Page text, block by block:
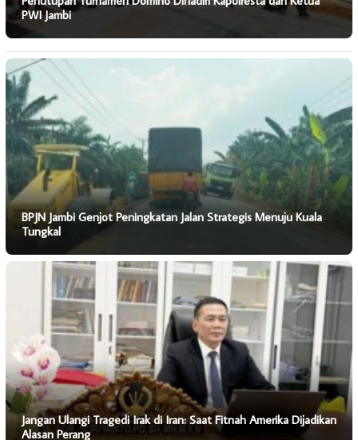
PWI Jambi
BPJN Jambi Genjot Peningkatan Jalan Strategis Menuju Kuala
Tungkal
Jangan Ulangi Tragedi Irak di Iran: Saat Fitnah Amerika Dijadikan
Alasan Perang